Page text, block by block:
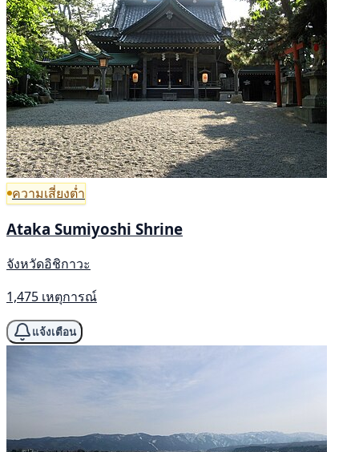
ความเสี่ยงต่ำ
Ataka Sumiyoshi Shrine
จังหวัดอิชิกาวะ
1,475 เหตุการณ์
แจ้งเตือน